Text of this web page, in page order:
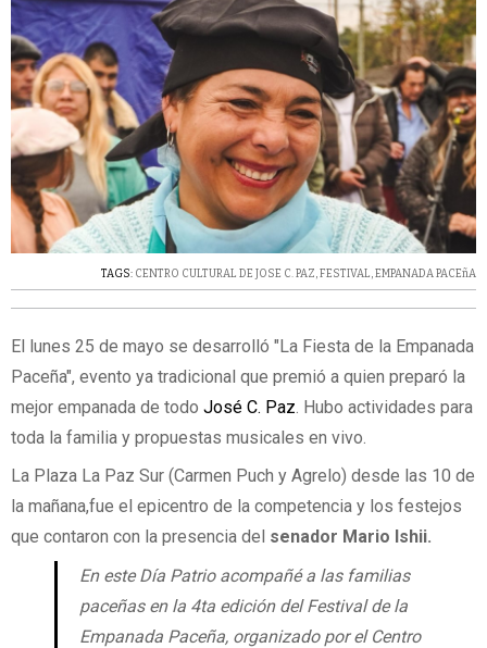
TAGS: CENTRO CULTURAL DE JOSE C. PAZ,FESTIVAL,EMPANADA PACEñA
El lunes 25 de mayo se desarrolló "La Fiesta de la Empanada
Paceña", evento ya tradicional que premió a quien preparó la
mejor empanada de todo José C. Paz. Hubo actividades para
toda la familia y propuestas musicales en vivo.
La Plaza La Paz Sur (Carmen Puch y Agrelo) desde las 10 de
la mañana,fue el epicentro de la competencia y los festejos
que contaron con la presencia del senador Mario Ishii.
En este Día Patrio acompañé a las familias
paceñas en la 4ta edición del Festival de la
Empanada Paceña, organizado por el Centro